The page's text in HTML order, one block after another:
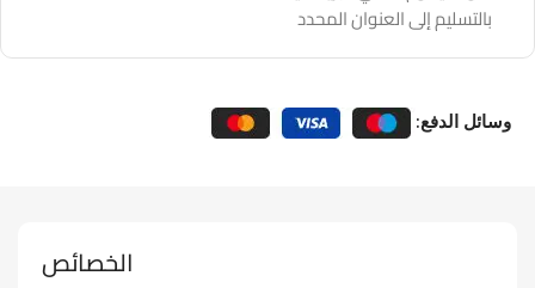
بالتسليم إلى العنوان المحدد
وسائل الدفع:
الخصائص